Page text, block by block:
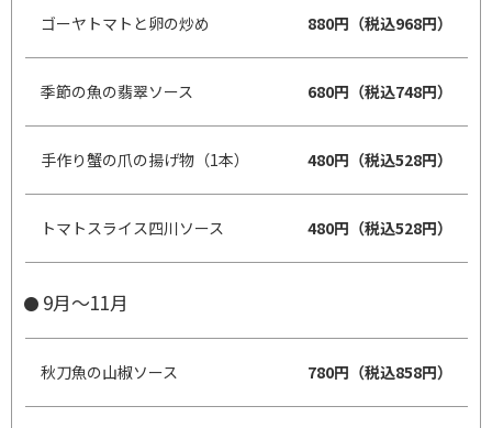
ゴーヤトマトと卵の炒め 880円（税込968円）
季節の魚の翡翠ソース 680円（税込748円）
手作り蟹の爪の揚げ物（1本） 480円（税込528円）
トマトスライス四川ソース 480円（税込528円）
9月～11月
秋刀魚の山椒ソース 780円（税込858円）